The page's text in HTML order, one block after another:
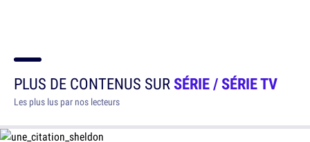
PLUS DE CONTENUS SURSÉRIE / SÉRIE TV
Les plus lus par nos lecteurs